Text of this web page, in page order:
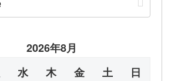
2026年8月
水 木 金 土
日